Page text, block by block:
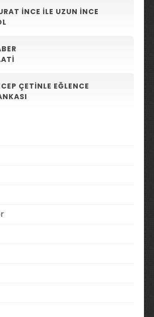
İNCE ILE UZUN İNCE
ÇETINLE EĞLENCE